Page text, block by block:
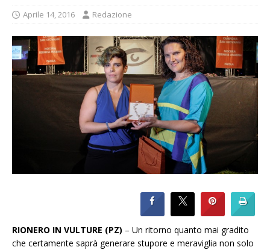
Aprile 14, 2016 Redazione
RIONERO IN VULTURE (PZ) – Un ritorno quanto mai gradito
che certamente saprà generare stupore e meraviglia non solo